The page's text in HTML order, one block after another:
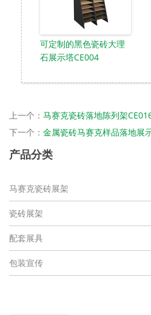
可定制的黑色瓷砖大理
石展示塔CE004
上一个： 马赛克瓷砖落地陈列架
下一个： 金属瓷砖马赛克样品落地展
产品分类
马赛克瓷砖展架
瓷砖展架
配套展具
包装宣传